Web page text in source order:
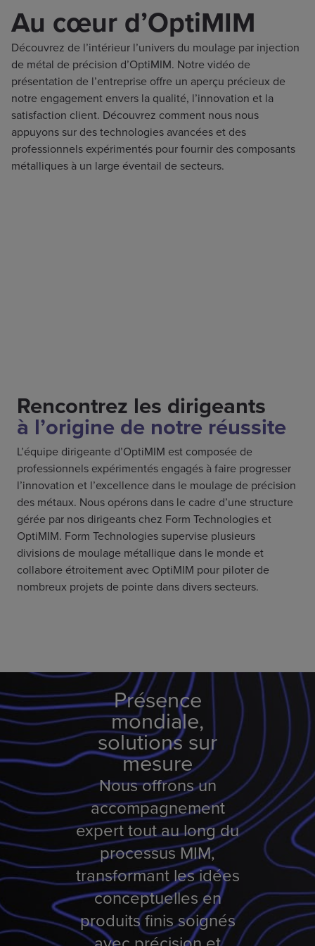
Au cœur d’OptiMIM
Découvrez de l’intérieur l’univers du moulage par injection
de métal de précision d’OptiMIM. Notre vidéo de
présentation de l’entreprise offre un aperçu précieux de
notre engagement envers la qualité, l’innovation et la
satisfaction client. Découvrez comment nous nous
appuyons sur des technologies avancées et des
professionnels expérimentés pour fournir des composants
métalliques à un large éventail de secteurs.
Rencontrez les dirigeants
à l’origine de notre réussite
L’équipe dirigeante d’OptiMIM est composée de
professionnels expérimentés engagés à faire progresser
l’innovation et l’excellence dans le moulage de précision
des métaux. Nous opérons dans le cadre d’une structure
gérée par nos dirigeants chez Form Technologies et
OptiMIM. Form Technologies supervise plusieurs
divisions de moulage métallique dans le monde et
collabore étroitement avec OptiMIM pour piloter de
nombreux projets de pointe dans divers secteurs.
Présence
mondiale,
solutions sur
mesure
Nous offrons un
accompagnement
expert tout au long du
processus MIM,
transformant les idées
conceptuelles en
produits finis soignés